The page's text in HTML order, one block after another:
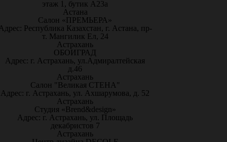
этаж 1, бутик А23а
Астана
Салон «ПРЕМЬЕРА»
Республика Казахстан, г. Астана, пр-
т. Мангилик Ел, 24
Астрахань
ОБОИГРАД
Адрес: г. Астрахань, ул.Адмиралтейская
д.46
Астрахань
Салон "Великая СТЕНА"
Адрес: г. Астрахань, ул. Ахшарумова, д. 52
Астрахань
Студия «Brend&design»
Адрес: г. Астрахань, ул. Площадь
декабристов 7
Астрахань